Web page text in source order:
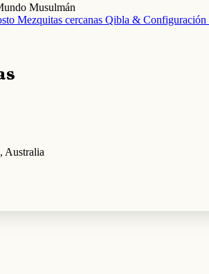
Musulmán
Mezquitas cercanas Qibla & Configuración
Australia